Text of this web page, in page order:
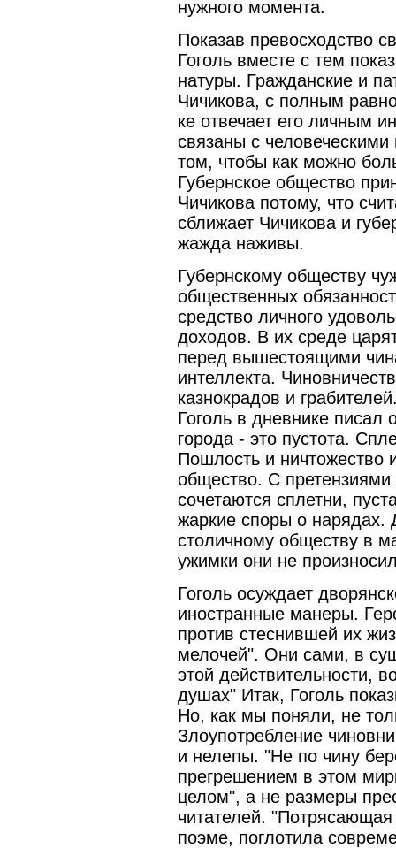
нужного момента.
Показав превосходство
Гоголь вместе с тем
натуры. Гражданские и
Чичикова, с полным
ке отвечает его личным
связаны с
том, чтобы как можно
Губернское общество
Чичикова потому, что
сближает Чичикова и
жажда наживы.
Губернскому обществу
общественных
средство личного
доходов. В их среде
перед вышестоящими
интеллекта.
казнокрадов и
Гоголь в дневнике писал
города - это пустота.
Пошлость и ничтожество
общество. С претензиями
сочетаются сплетни,
жаркие споры о нарядах.
столичному обществу в
ужимки они не
Гоголь осуждает
иностранные манеры.
против стеснившей их
мелочей". Они сами, в
этой действительности,
душах" Итак, Гоголь
Но, как мы поняли, не
Злоупотребление
и нелепы. "Не по чину
прегрешением в этом
целом", а не размеры
читателей.
поэме, поглотила